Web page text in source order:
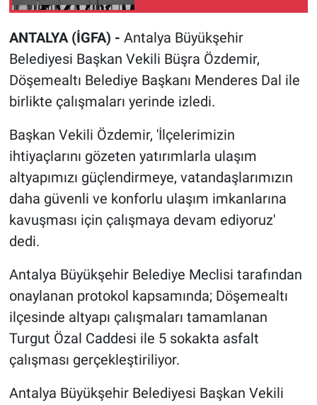
ANTALYA (İGFA) - Antalya Büyükşehir
Belediyesi Başkan Vekili Büşra Özdemir,
Döşemealtı Belediye Başkanı Menderes Dal ile
birlikte çalışmaları yerinde izledi.
Başkan Vekili Özdemir, 'İlçelerimizin
ihtiyaçlarını gözeten yatırımlarla ulaşım
altyapımızı güçlendirmeye, vatandaşlarımızın
daha güvenli ve konforlu ulaşım imkanlarına
kavuşması için çalışmaya devam ediyoruz'
dedi.
Antalya Büyükşehir Belediye Meclisi tarafından
onaylanan protokol kapsamında; Döşemealtı
ilçesinde altyapı çalışmaları tamamlanan
Turgut Özal Caddesi ile 5 sokakta asfalt
çalışması gerçekleştiriliyor.
Antalya Büyükşehir Belediyesi Başkan Vekili